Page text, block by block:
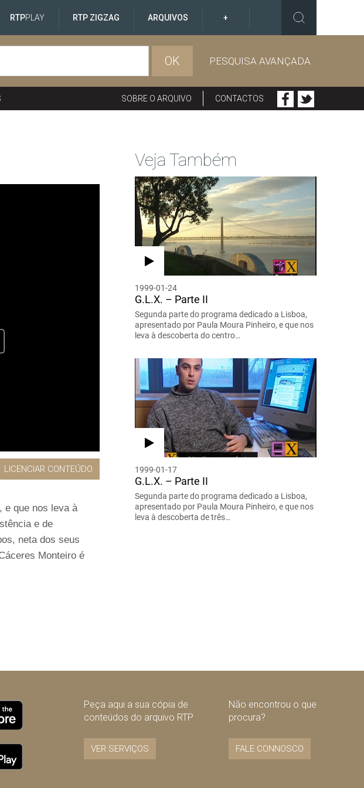
RTPPLAY RTP ZIGZAG ARQUIVOS +
OK PESQUISA AVANÇADA
SOBRE O ARQUIVO CONTACTOS
LICENCIAR CONTEÚDO
e que nos leva à
e de
neta dos seus
Monteiro é
Veja Também
1999-01-24
G.L.X. – Parte II
Segunda parte do programa dedicado a Lisboa,
apresentado por Paula Moura Pinheiro, e que nos
leva à descoberta do centro…
1999-01-17
G.L.X. – Parte II
Segunda parte do programa dedicado a Lisboa,
apresentado por Paula Moura Pinheiro, e que nos
leva à descoberta de três…
Peça aqui a sua cópia de
conteúdos do arquivo RTP
VER SERVIÇOS
Não encontrou o que
procura?
FALE CONNOSCO